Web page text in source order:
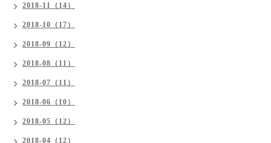
2018-11（14）
2018-10（17）
2018-09（12）
2018-08（11）
2018-07（11）
2018-06（10）
2018-05（12）
2018-04（12）